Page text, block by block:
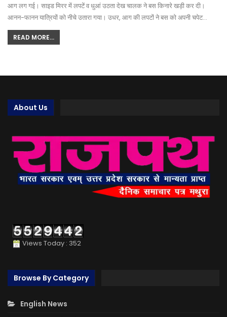
आग लग गई। साइड मिरर में लपटें व धुआं उठता देख चालक ने बस किनारे खड़ी कर दी।
आनन-फानन यात्रियों को नीचे उतारा गया। उधर, आग की लपटों ने बस को अपनी चपेट…
READ MORE...
About Us
Views Today : 352
Browse By Category
English News